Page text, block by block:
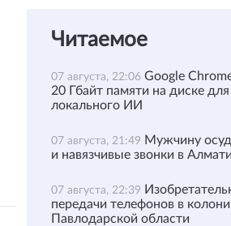
Читаемое
07 августа, 22:06 Google
20 Гбайт памяти на диске
локального ИИ
07 августа, 21:49 Мужчину
и навязчивые звонки в
07 августа, 22:39
передачи телефонов в
Павлодарской области